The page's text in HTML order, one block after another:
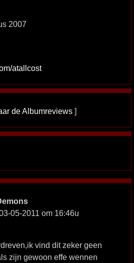
2007
atallcost
de Albumreviews ]
05-2011 om 16:46u
vind dit zeker geen
zijn gewoon effe wennen